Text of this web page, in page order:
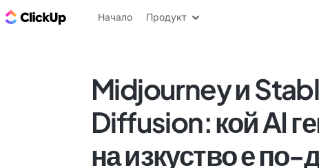
ClickUp блог
Начало Продукт
Midjourney и
Diffusion: кой AI
на изкуство е